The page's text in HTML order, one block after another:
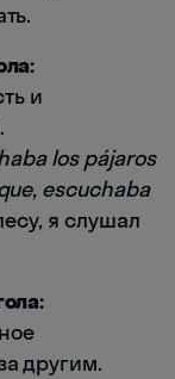
и
los pájaros
escuchaba
я слушал
другим.